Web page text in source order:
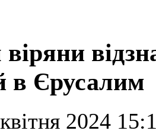
віряни
в Єрусалим
2024